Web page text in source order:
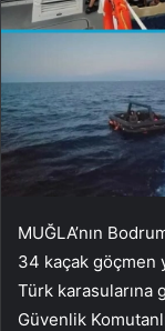
MUĞLA’nın
34 kaçak göçmen
Türk karasularına
Güvenlik